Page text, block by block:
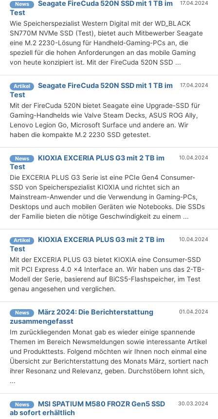
News
Seagate FireCuda 520N SSD mit 1 TB im
Test
17.04.2024
Wie Speicherspezialist Western Digital mit der WD_BLACK
SN770M NVMe SSD (Test), bietet auch Mitbewerber Seagate
eine M.2 2230-Lösung für Handheld-Gaming-PCs an, die
speziell für die hohen Anforderungen an das mobile Gaming
von heute konzipiert ist. Mit der FireCuda 520N SSD ...
Artikel
Seagate FireCuda 520N SSD mit 1 TB im
Test
17.04.2024
Mit der FireCuda 520N bietet Seagate eine Upgrade-SSD für
Gaming-Handhelds wie Valve Steam Decks, ASUS ROG Ally,
Lenovo Legion Go, Microsoft Surface und andere an. Wir
haben die kompakte M.2 2230 SSD getestet.
News
KIOXIA EXCERIA PLUS G3 mit 2 TB im
Test
10.04.2024
Die EXCERIA PLUS G3 Serie ist eine PCIe Gen4 Consumer-
SSD von Speicherspezialist KIOXIA und richtet sich an
Mainstream-Anwender und die Verwendung in Gaming-PCs,
Desktops und auch mobilen Geräten wie Notebooks. Die SSDs
der Familie bieten die nötige Geschwindigkeit zu einem ...
Artikel
KIOXIA EXCERIA PLUS G3 mit 2 TB im
Test
10.04.2024
Mit der EXCERIA PLUS G3 bietet KIOXIA eine Consumer-SSD
mit PCI Express 4.0 x4 Interface an. Wir haben uns das 2-TB-
Modell der Serie, basierend auf BiCS5-Flashspeicher, im Test
genau angesehen und verglichen.
News
März 2024: Die Bericht­erstattung
zusammengefasst
01.04.2024
Im zurückliegenden Monat gab es wieder einige spannende
Themen im Bereich Newsmeldungen sowie interessante Artikel
und Produkttests. Folgend möchten wir Ihnen noch einmal eine
Übersicht zur Berichterstattung des Monats März, sortiert nach
ihrer Resonanz und Relevanz, geben. Durchstöbern lohnt sich,
...
News
MSI SPATIUM M580 FROZR Gen5 SSD
ab sofort erhältlich
30.03.2024